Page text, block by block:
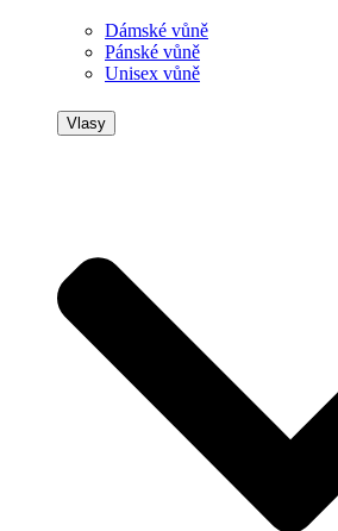
Dámské vůně
Pánské vůně
Unisex vůně
Vlasy